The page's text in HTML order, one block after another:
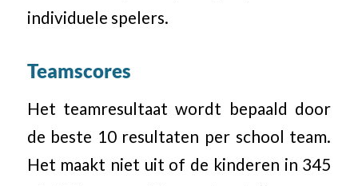
individuele spelers.
Teamscores
Het teamresultaat wordt bepaald door
de beste 10 resultaten per school team.
Het maakt niet uit of de kinderen in 345